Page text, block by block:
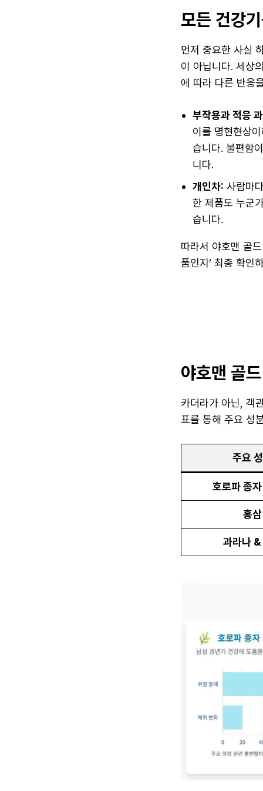
모든 건강
먼저 중요한 사실
이 아닙니다. 세상
에 따라 다른 반응
부작용과 적응
이를 명현현상
습니다. 불편함
니다.
개인차: 사람마
한 제품도 누군
습니다.
따라서 야호맨 골
품인지’ 최종 확인
야호맨 골
카더라가 아닌, 객
표를 통해 주요 성
주요
호로파 종
홍삼
과라나 &